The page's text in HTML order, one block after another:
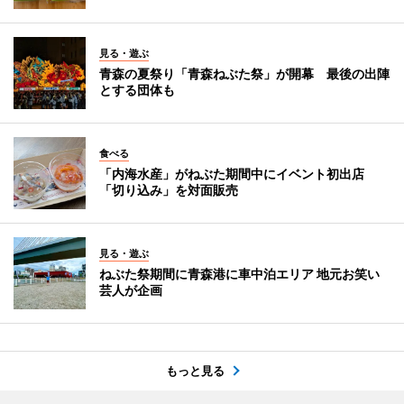
見る・遊ぶ
青森の夏祭り「青森ねぶた祭」が開幕 最後の出陣
とする団体も
食べる
「内海水産」がねぶた期間中にイベント初出店
「切り込み」を対面販売
見る・遊ぶ
ねぶた祭期間に青森港に車中泊エリア 地元お笑い
芸人が企画
もっと見る